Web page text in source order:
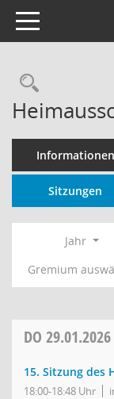
Toggle navigation
Informationen
Sitzungen
Jahr
Gremium
DO 29.01.2026
15. Sitzung des
18:00-18:48 Uhr